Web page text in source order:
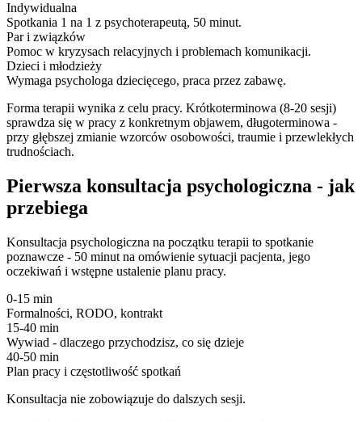
Indywidualna
Spotkania 1 na 1 z psychoterapeutą, 50 minut.
Par i związków
Pomoc w kryzysach relacyjnych i problemach komunikacji.
Dzieci i młodzieży
Wymaga psychologa dziecięcego, praca przez zabawę.
Forma terapii wynika z celu pracy. Krótkoterminowa (8-20 sesji)
sprawdza się w pracy z konkretnym objawem, długoterminowa -
przy głębszej zmianie wzorców osobowości, traumie i przewlekłych
trudnościach.
Pierwsza konsultacja psychologiczna - jak
przebiega
Konsultacja psychologiczna na początku terapii to spotkanie
poznawcze - 50 minut na omówienie sytuacji pacjenta, jego
oczekiwań i wstępne ustalenie planu pracy.
0-15 min
Formalności, RODO, kontrakt
15-40 min
Wywiad - dlaczego przychodzisz, co się dzieje
40-50 min
Plan pracy i częstotliwość spotkań
Konsultacja nie zobowiązuje do dalszych sesji.